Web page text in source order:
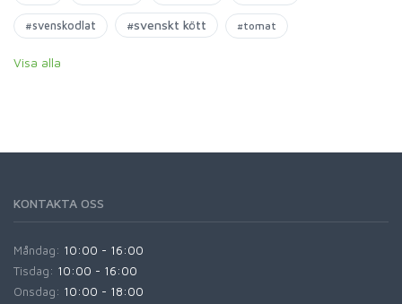
#svenskodlat #svenskt kött #tomat
Visa alla
KONTAKTA OSS
Måndag: 10:00 - 16:00
Tisdag: 10:00 - 16:00
Onsdag: 10:00 - 18:00